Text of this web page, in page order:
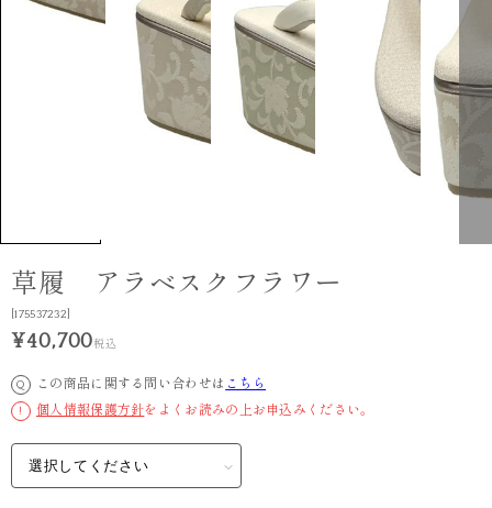
草履 アラベスクフラワー
[175537232]
¥40,700税込
Q この商品に関する問い合わせは こちら
! 個人情報保護方針をよくお読みの上お申込みください。